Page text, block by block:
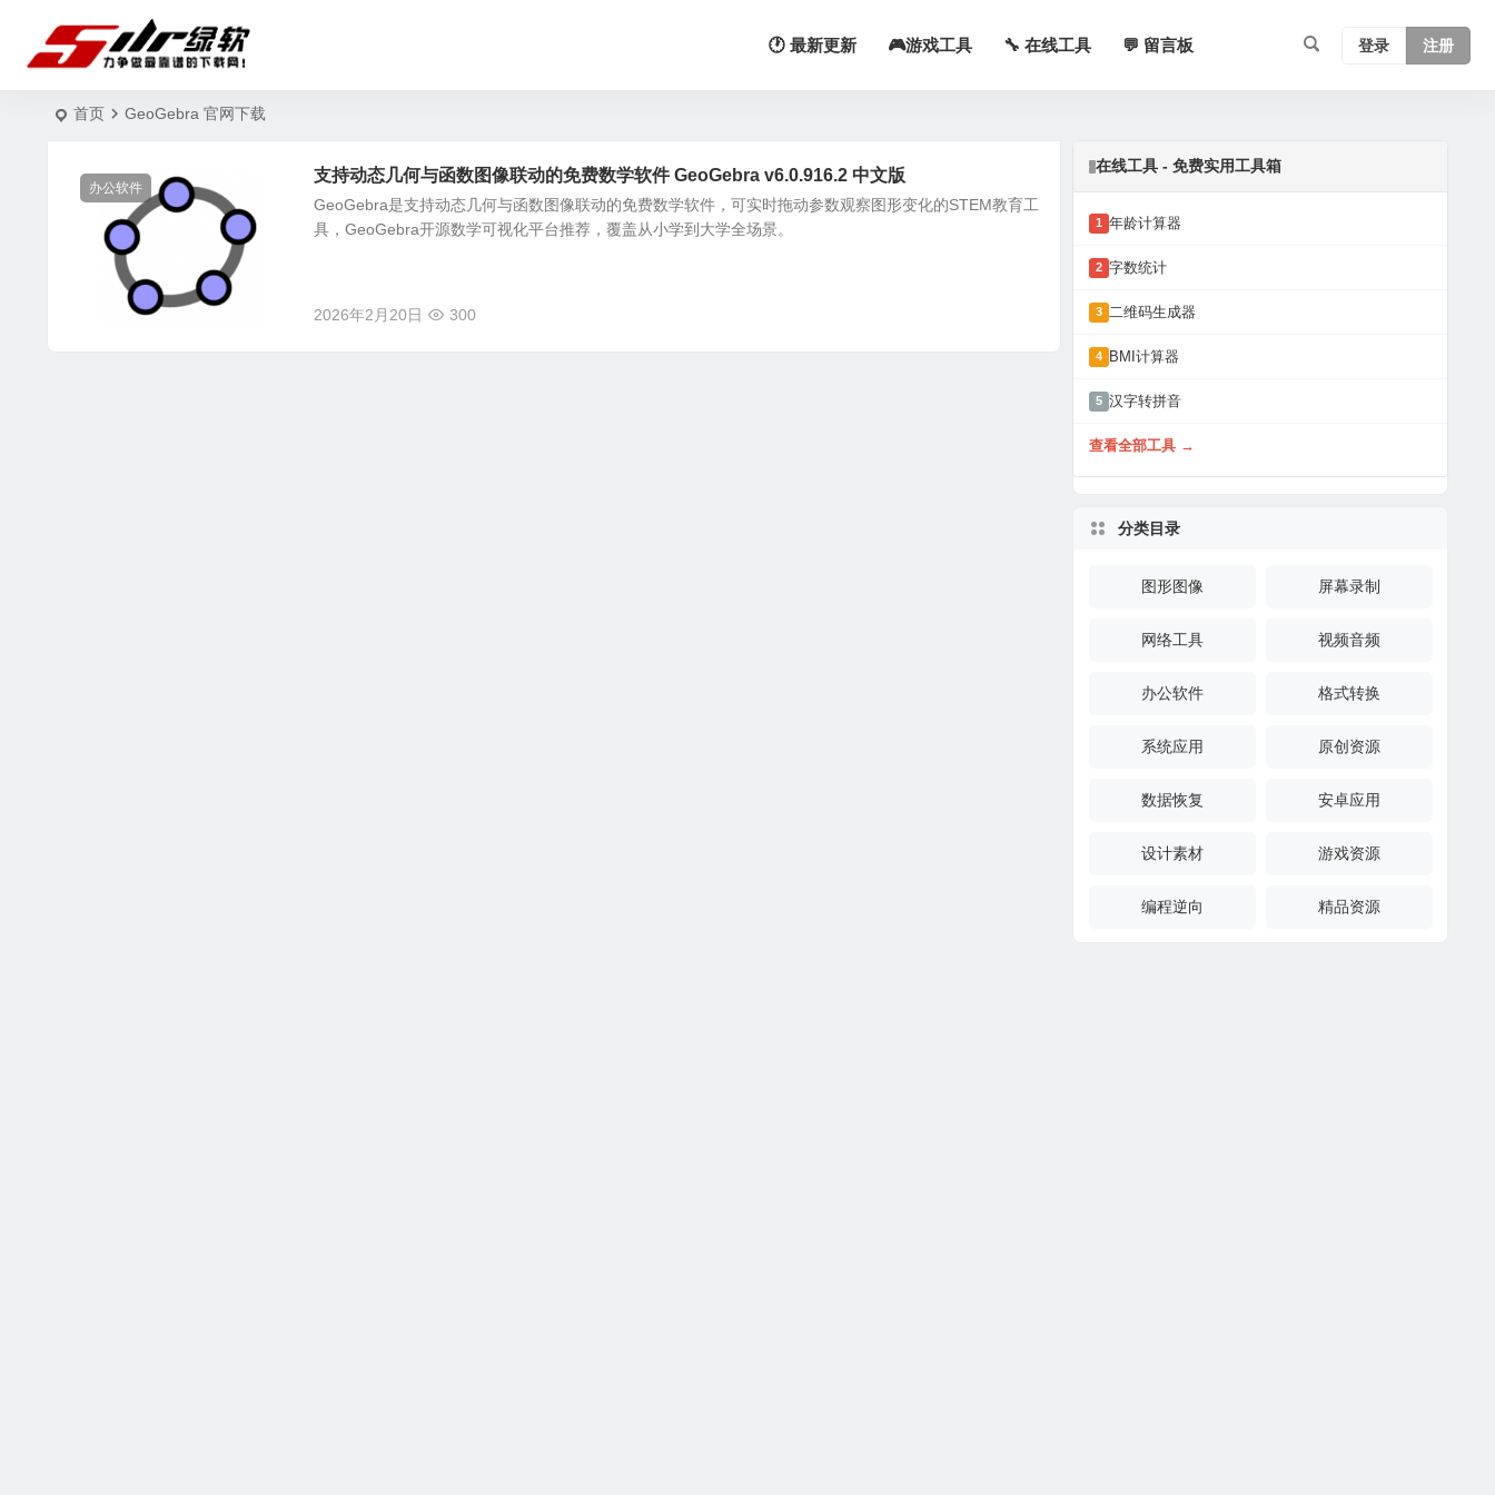
🕐 最新更新 🎮游戏工具 🔧 在线工具 💬 留言板 登录 注册
首页 GeoGebra 官网下载
办公软件
支持动态几何与函数图像联动的免费数学软件 GeoGebra v6.0.916.2 中文版
GeoGebra是支持动态几何与函数图像联动的免费数学软件，可实时拖动参数观察图形变化的STEM教育工
具，GeoGebra开源数学可视化平台推荐，覆盖从小学到大学全场景。
2026年2月20日 300
在线工具 - 免费实用工具箱
1 年龄计算器
2 字数统计
3 二维码生成器
4 BMI计算器
5 汉字转拼音
查看全部工具 →
分类目录
图形图像 屏幕录制
网络工具 视频音频
办公软件 格式转换
系统应用 原创资源
数据恢复 安卓应用
设计素材 游戏资源
编程逆向 精品资源